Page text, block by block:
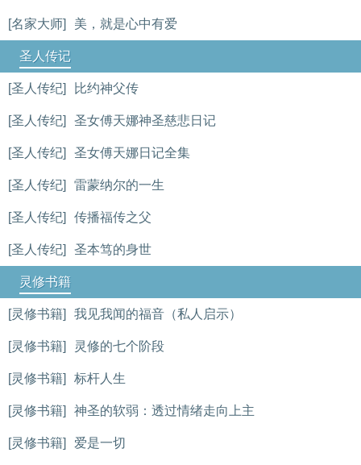
[名家大师] 美，就是心中有爱
圣人传记
[圣人传纪] 比约神父传
[圣人传纪] 圣女傅天娜神圣慈悲日记
[圣人传纪] 圣女傅天娜日记全集
[圣人传纪] 雷蒙纳尔的一生
[圣人传纪] 传播福传之父
[圣人传纪] 圣本笃的身世
灵修书籍
[灵修书籍] 我见我闻的福音（私人启示）
[灵修书籍] 灵修的七个阶段
[灵修书籍] 标杆人生
[灵修书籍] 神圣的软弱：透过情绪走向上主
[灵修书籍] 爱是一切